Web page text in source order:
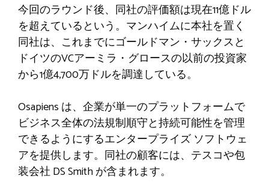
今回のラウンド後、同社の評価額は現在11億ドル
を超えているという。マンハイムに本社を置く
同社は、これまでにゴールドマン・サックスと
ドイツのVCアーミラ・グロースの以前の投資家
から1億4,700万ドルを調達している。
Osapiens は、企業が単一のプラットフォームで
ビジネス全体の法規制順守と持続可能性を管理
できるようにするエンタープライズ ソフトウェ
アを提供します。同社の顧客には、テスコや包
装会社 DS Smith が含まれます。